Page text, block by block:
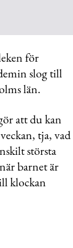
för
slog till
län.
att du kan
tja, vad
största
barnet är
klockan